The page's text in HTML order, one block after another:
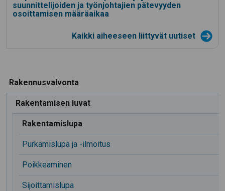
suunnittelijoiden ja työnjohtajien pätevyyden
osoittamisen määräaikaa
Kaikki aiheeseen liittyvät uutiset
Rakennusvalvonta
Rakentamisen luvat
Rakentamislupa
Purkamislupa ja -ilmoitus
Poikkeaminen
Sijoittamislupa